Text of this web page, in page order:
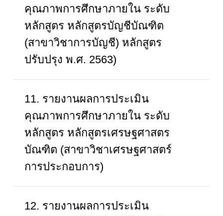
คุณภาพการศึกษาภายใน ระดับ
หลักสูตร หลักสูตรบัญชีบัณฑิต
(สาขาวิชาการบัญชี) หลักสูตร
ปรับปรุง พ.ศ. 2563)
11. รายงานผลการประเมิน
คุณภาพการศึกษาภายใน ระดับ
หลักสูตร หลักสูตรเศรษฐศาสตร
บัณฑิต (สาขาวิชาเศรษฐศาสตร์
การประกอบการ)
12. รายงานผลการประเมิน